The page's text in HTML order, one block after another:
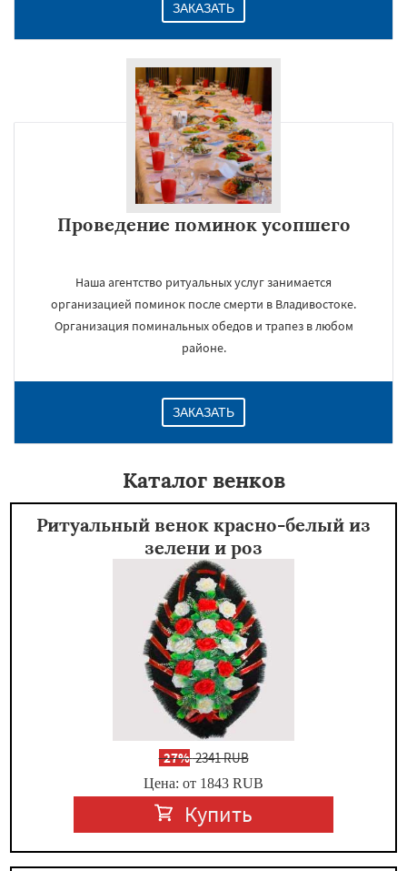
ЗАКАЗАТЬ
Проведение поминок усопшего
Наша агентство ритуальных услуг занимается
организацией поминок после смерти в Владивостоке.
Организация поминальных обедов и трапез в любом
районе.
ЗАКАЗАТЬ
Каталог венков
Ритуальный венок красно-белый из
зелени и роз
-27%2341 RUB
Цена: от 1843 RUB
Купить